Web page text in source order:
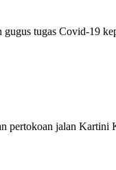
tugas Covid-19
pertokoan jalan